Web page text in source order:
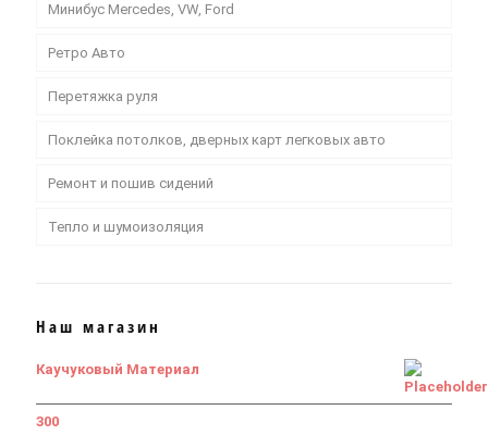
Минибус Mercedes, VW, Ford
Ретро Авто
Перетяжка руля
Поклейка потолков, дверных карт легковых авто
Ремонт и пошив сидений
Тепло и шумоизоляция
Наш магазин
Каучуковый Материал
300